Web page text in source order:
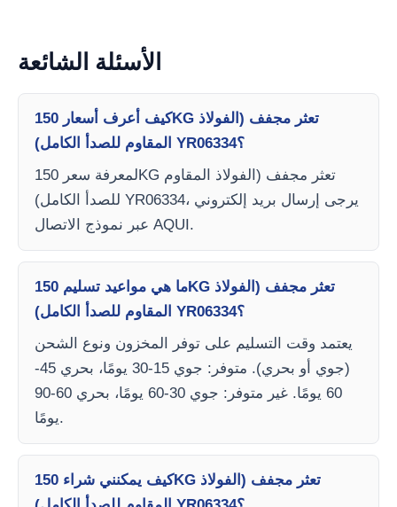
الأسئلة الشائعة
كيف أعرف أسعار 150KG تعثر مجفف (الفولاذ
المقاوم للصدأ الكامل) YR06334؟
لمعرفة سعر 150KG تعثر مجفف (الفولاذ المقاوم
للصدأ الكامل) YR06334، يرجى إرسال بريد إلكتروني
عبر نموذج الاتصال AQUI.
ما هي مواعيد تسليم 150KG تعثر مجفف (الفولاذ
المقاوم للصدأ الكامل) YR06334؟
يعتمد وقت التسليم على توفر المخزون ونوع الشحن
(جوي أو بحري). متوفر: جوي 15-30 يومًا، بحري 45-
60 يومًا. غير متوفر: جوي 30-60 يومًا، بحري 60-90
يومًا.
كيف يمكنني شراء 150KG تعثر مجفف (الفولاذ